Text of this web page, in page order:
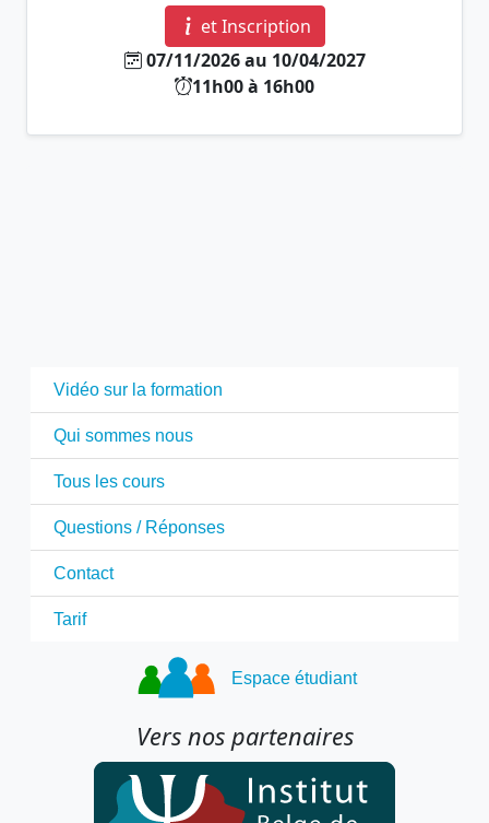
et Inscription
07/11/2026 au 10/04/2027
11h00 à 16h00
Vidéo sur la formation
Qui sommes nous
Tous les cours
Questions / Réponses
Contact
Tarif
Espace étudiant
Vers nos partenaires